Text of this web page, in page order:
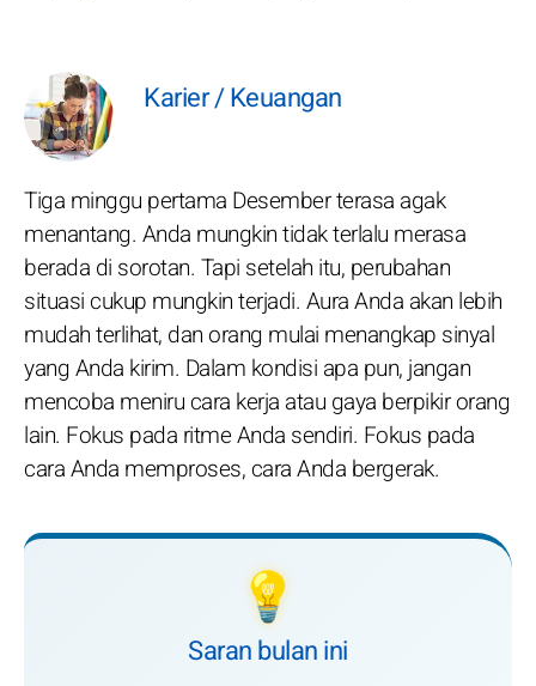
Karier / Keuangan
Tiga minggu pertama Desember terasa agak
menantang. Anda mungkin tidak terlalu merasa
berada di sorotan. Tapi setelah itu, perubahan
situasi cukup mungkin terjadi. Aura Anda akan lebih
mudah terlihat, dan orang mulai menangkap sinyal
yang Anda kirim. Dalam kondisi apa pun, jangan
mencoba meniru cara kerja atau gaya berpikir orang
lain. Fokus pada ritme Anda sendiri. Fokus pada
cara Anda memproses, cara Anda bergerak.
💡
Saran bulan ini